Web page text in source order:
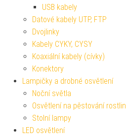
USB kabely
Datové kabely UTP, FTP
Dvojlinky
Kabely CYKY, CYSY
Koaxiální kabely (cívky)
Konektory
Lampičky a drobné osvětlení
Noční světla
Osvětlení na pěstování rostlin
Stolní lampy
LED osvětlení